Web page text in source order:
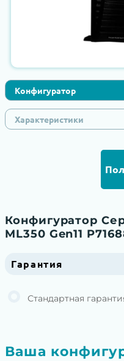
Конфигуратор
Характеристики
Конфигуратор
ML350 Gen11
Гарантия
Стандартная
Ваша